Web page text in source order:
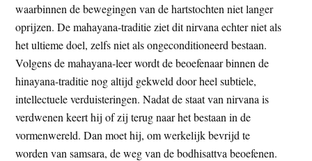
waarbinnen de bewegingen van de hartstochten niet langer
oprijzen. De mahayana-traditie ziet dit nirvana echter niet als
het ultieme doel, zelfs niet als ongeconditioneerd bestaan.
Volgens de mahayana-leer wordt de beoefenaar binnen de
hinayana-traditie nog altijd gekweld door heel subtiele,
intellectuele verduisteringen. Nadat de staat van nirvana is
verdwenen keert hij of zij terug naar het bestaan in de
vormenwereld. Dan moet hij, om werkelijk bevrijd te
worden van samsara, de weg van de bodhisattva beoefenen.